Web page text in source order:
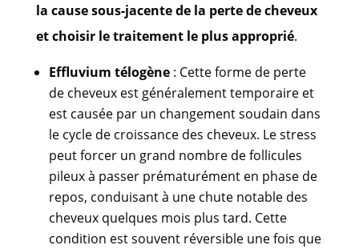
la cause sous-jacente de la perte de cheveux
et choisir le traitement le plus approprié.
Effluvium télogène: Cette forme de perte
de cheveux est généralement temporaire et
est causée par un changement soudain dans
le cycle de croissance des cheveux. Le stress
peut forcer un grand nombre de follicules
pileux à passer prématurément en phase de
repos, conduisant à une chute notable des
cheveux quelques mois plus tard. Cette
condition est souvent réversible une fois que